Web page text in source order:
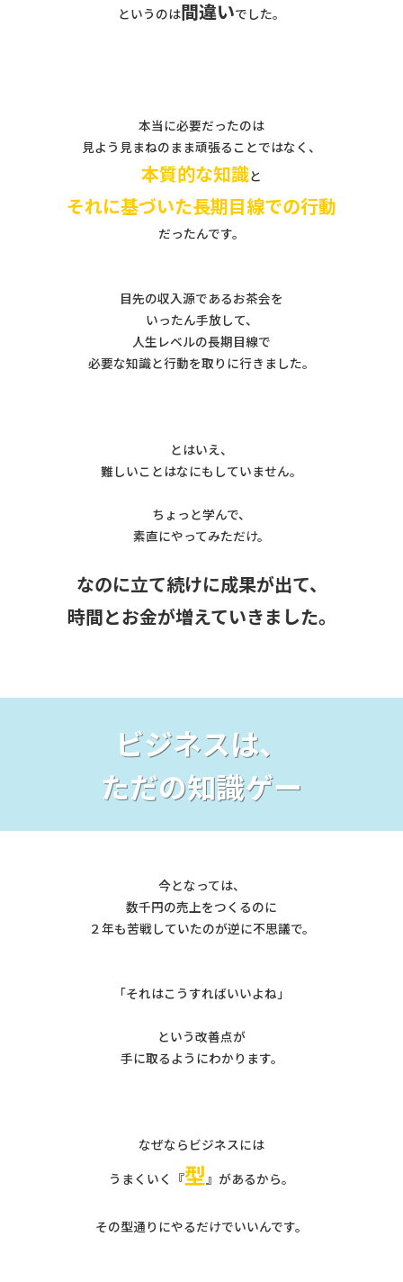
というのは間違いでした。
本当に必要だったのは
見よう見まねのまま頑張ることではなく、
本質的な知識と
それに基づいた長期目線での行動
だったんです。
目先の収入源であるお茶会を
いったん手放して、
人生レベルの長期目線で
必要な知識と行動を取りに行きました。
とはいえ、
難しいことはなにもしていません。
ちょっと学んで、
素直にやってみただけ。
なのに立て続けに成果が出て、
時間とお金が増えていきました。
ビジネスは、
ただの知識ゲー
今となっては、
数千円の売上をつくるのに
２年も苦戦していたのが逆に不思議で。
「それはこうすればいいよね」
という改善点が
手に取るようにわかります。
なぜならビジネスには
うまくいく『型』があるから。
その型通りにやるだけでいいんです。